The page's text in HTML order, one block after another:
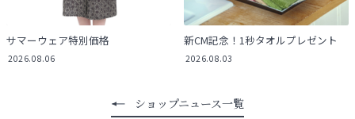
サマーウェア特別価格
2026.08.06
新CM記念！1秒タオルプレゼント
2026.08.03
ショップニュース一覧